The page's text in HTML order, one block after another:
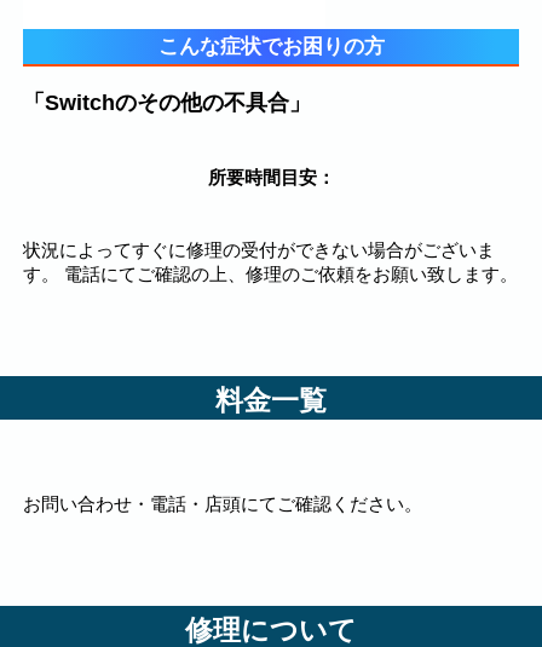
こんな症状でお困りの方
「Switchのその他の不具合」
所要時間目安：
状況によってすぐに修理の受付ができない場合がございま
す。 電話にてご確認の上、修理のご依頼をお願い致します。
料金一覧
お問い合わせ・電話・店頭にてご確認ください。
修理について